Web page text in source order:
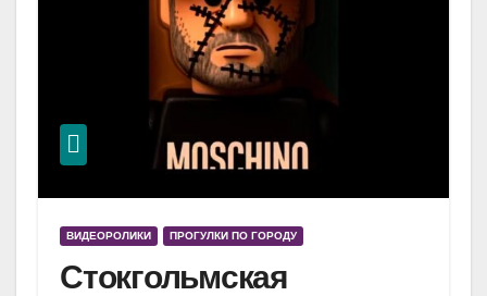
ВИДЕОРОЛИКИ ПРОГУЛКИ ПО ГОРОДУ
Стокгольмская